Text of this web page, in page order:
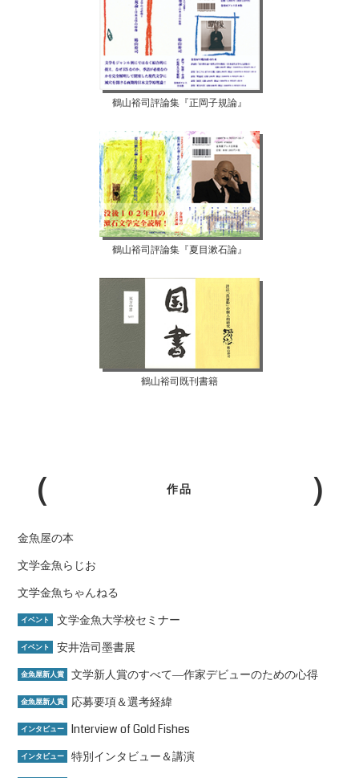
鶴山裕司評論集『正岡子規論』
鶴山裕司評論集『夏目漱石論』
鶴山裕司既刊書籍
作品
金魚屋の本
文学金魚らじお
文学金魚ちゃんねる
イベント 文学金魚大学校セミナー
イベント 安井浩司墨書展
金魚屋新人賞 文学新人賞のすべて―作家デビューのための心得
金魚屋新人賞 応募要項＆選考経緯
インタビュー Interview of Gold Fishes
インタビュー 特別インタビュー＆講演